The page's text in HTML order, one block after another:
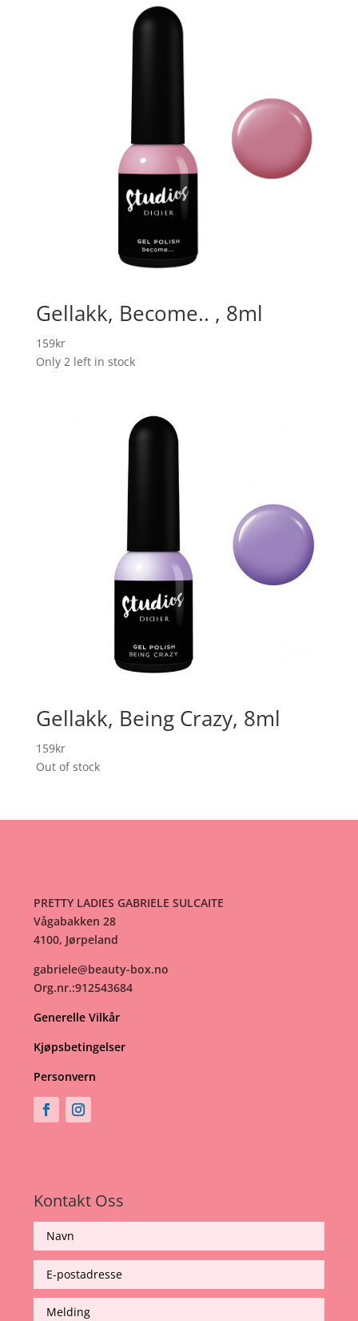
Gellakk, Become.. , 8ml
159kr
Only 2 left in stock
Gellakk, Being Crazy, 8ml
159kr
Out of stock
PRETTY LADIES GABRIELE SULCAITE
Vågabakken 28
4100, Jørpeland
gabriele@beauty-box.no
Org.nr.:912543684
Generelle Vilkår
Kjøpsbetingelser
Personvern
Kontakt Oss